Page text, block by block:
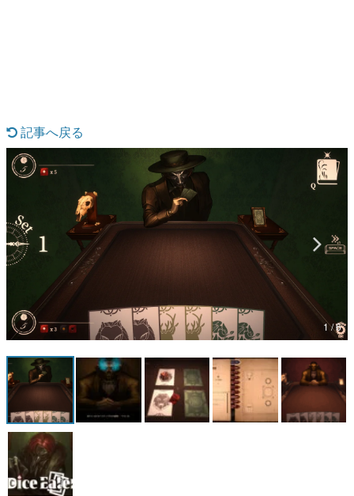
カテゴリ
特集記事
女性向け
アプリレビュー
その他
電ファミニコゲーマーとは？
運営：株式会社マレ
記事へ戻る
1 / 6